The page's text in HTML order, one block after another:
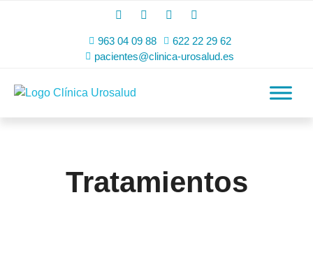
963 04 09 88
622 22 29 62
pacientes@clinica-urosalud.es
Tratamientos